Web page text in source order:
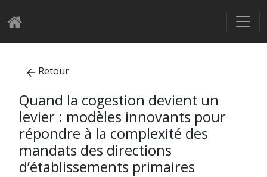
Retour
Quand la cogestion devient un
levier : modèles innovants pour
répondre à la complexité des
mandats des directions
d’établissements primaires